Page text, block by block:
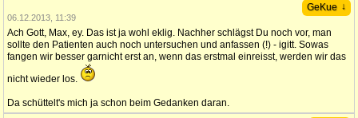
GeKue ↓
06.12.2013, 11:39
Ach Gott, Max, ey. Das ist ja wohl eklig. Nachher schlägst Du noch vor, man
sollte den Patienten auch noch untersuchen und anfassen (!) - igitt. Sowas
fangen wir besser garnicht erst an, wenn das erstmal einreisst, werden wir das
nicht wieder los.
Da schüttelt's mich ja schon beim Gedanken daran.